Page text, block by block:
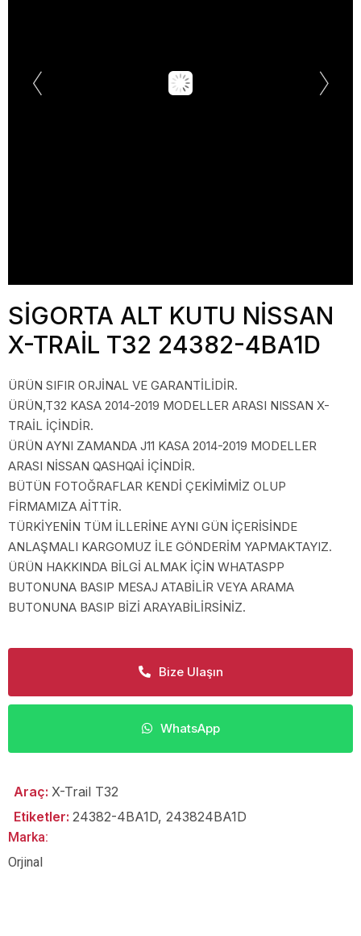
SİGORTA ALT KUTU NİSSAN
X-TRAİL T32 24382-4BA1D
ÜRÜN SIFIR ORJİNAL VE GARANTİLİDİR.
ÜRÜN,T32 KASA 2014-2019 MODELLER ARASI NISSAN X-
TRAİL İÇİNDİR.
ÜRÜN AYNI ZAMANDA J11 KASA 2014-2019 MODELLER
ARASI NİSSAN QASHQAİ İÇİNDİR.
BÜTÜN FOTOĞRAFLAR KENDİ ÇEKİMİMİZ OLUP
FİRMAMIZA AİTTİR.
TÜRKİYENİN TÜM İLLERİNE AYNI GÜN İÇERİSİNDE
ANLAŞMALI KARGOMUZ İLE GÖNDERİM YAPMAKTAYIZ.
ÜRÜN HAKKINDA BİLGİ ALMAK İÇİN WHATASPP
BUTONUNA BASIP MESAJ ATABİLİR VEYA ARAMA
BUTONUNA BASIP BİZİ ARAYABİLİRSİNİZ.
Bize Ulaşın
WhatsApp
Araç: X-Trail T32
Etiketler: 24382-4BA1D, 243824BA1D
Marka:
Orjinal